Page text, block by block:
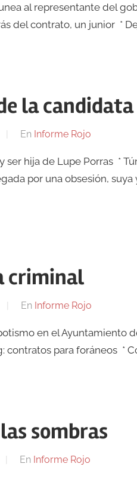
al representante del
del contrato, un junior *
la candidata
En Informe Rojo
ser hija de Lupe Porras *
por una obsesión, suya
criminal
En Informe Rojo
en el Ayuntamiento
para foráneos *
sombras
En Informe Rojo